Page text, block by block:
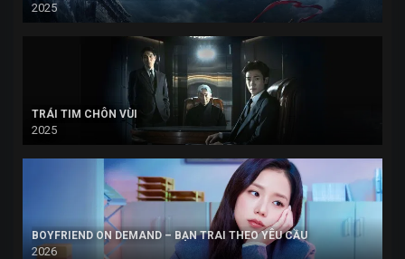
2025
TRÁI TIM CHÔN VÙI
2025
BOYFRIEND ON DEMAND – BẠN TRAI THEO YÊU CẦU
2026